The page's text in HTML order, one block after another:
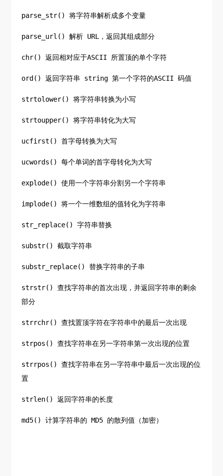
parse_str() 将字符串解析成多个变量
parse_url() 解析 URL，返回其组成部分
chr() 返回相对应于ASCII 所置顶的单个字符
ord() 返回字符串 string 第一个字符的ASCII 码值
strtolower() 将字符串转换为小写
strtoupper() 将字符串转化为大写
ucfirst() 首字母转换为大写
ucwords() 每个单词的首字母转化为大写
explode() 使用一个字符串分割另一个字符串
implode() 将一个一维数组的值转化为字符串
str_replace() 字符串替换
substr() 截取字符串
substr_replace() 替换字符串的子串
strstr() 查找字符串的首次出现，并返回字符串的剩余
部分
strrchr() 查找置顶字符在字符串中的最后一次出现
strpos() 查找字符串在另一字符串第一次出现的位置
strrpos() 查找字符串在另一字符串中最后一次出现的位
置
strlen() 返回字符串的长度
md5() 计算字符串的 MD5 的散列值（加密）